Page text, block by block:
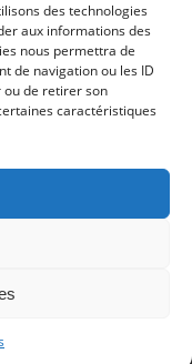
des technologies
aux informations des
nous permettra de
de navigation ou les ID
ou de retirer son
caractéristiques